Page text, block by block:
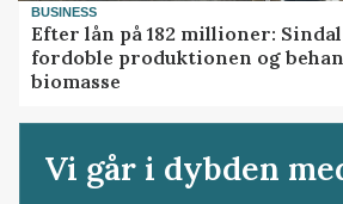
BUSINESS
Efter lån på 182 millioner:
fordoble produktionen og
biomasse
Vi går i dybden